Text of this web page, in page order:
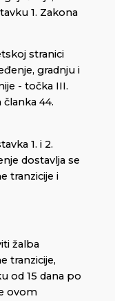
1. Zakona
stranici
gradnju i
- točka III.
44.
1. i 2.
dostavlja se
tranzicije i
žalba
tranzicije,
od 15 dana po
ovom